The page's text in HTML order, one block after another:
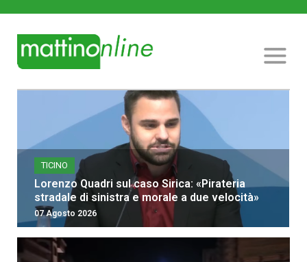
TICINO
Lorenzo Quadri sul caso Sirica: «Pirateria
stradale di sinistra e morale a due velocità»
07 Agosto 2026